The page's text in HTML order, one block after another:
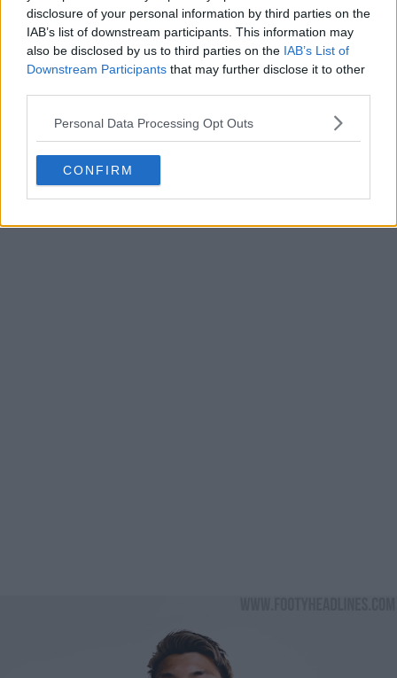
disclosure of your personal information by third parties on the
IAB’s list of downstream participants. This information may
also be disclosed by us to third parties on the IAB’s List of
Downstream Participants that may further disclose it to other
Personal Data Processing Opt Outs
CONFIRM
Como todas ascamisasda Adidas para 2026-2027, a
camisa titular do Eintracht Frankfurt 2026-2027 da
Adidas SG apresenta as três riscas mais grossas que